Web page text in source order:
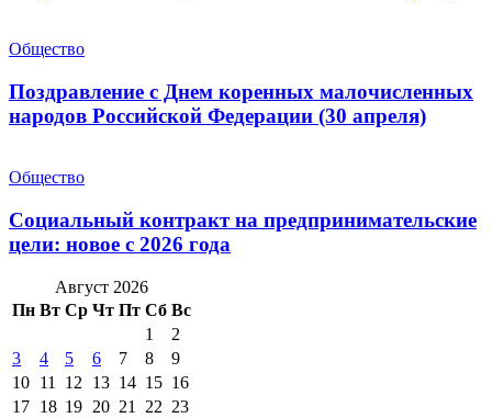
Общество
Поздравление с Днем коренных малочисленных
народов Российской Федерации (30 апреля)
Общество
Социальный контракт на предпринимательские
цели: новое с 2026 года
Август 2026
Пн Вт Ср Чт Пт Сб Вс
1
2
3
4 5 6 7 8
9
10 11 12 13 14 15 16
17 18 19 20 21 22 23